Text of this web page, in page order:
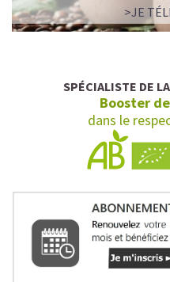
>JE
SPÉCIALISTE DE LA
Booster
dans le